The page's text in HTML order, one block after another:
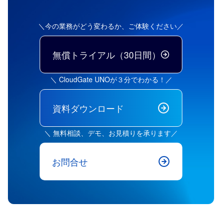
＼今の業務がどう変わるか、ご体験ください／
無償トライアル（30日間）
＼ CloudGate UNOが３分でわかる！／
資料ダウンロード
＼ 無料相談、デモ、お見積りを承ります／
お問合せ